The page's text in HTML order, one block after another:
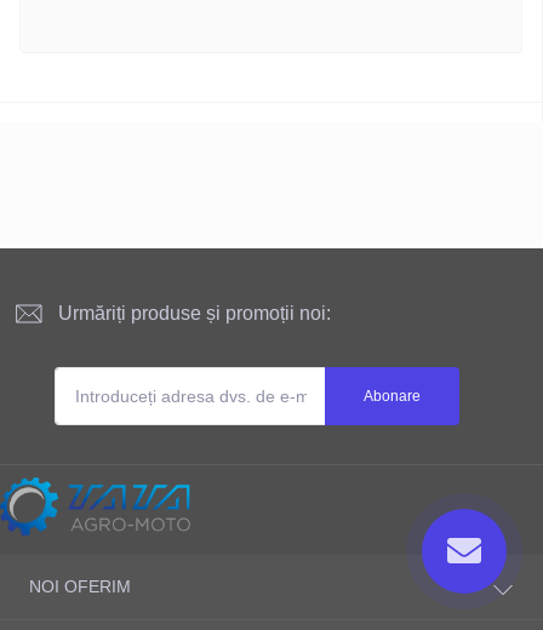
Urmăriți produse și promoții noi:
Abonare
ТАТА AGRO-MOTO S.R.L
NOI OFERIM